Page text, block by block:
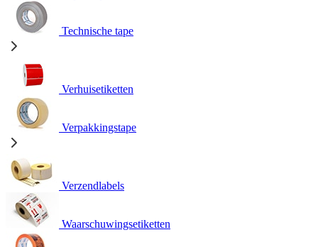
Technische tape
Verhuisetiketten
Verpakkingstape
Verzendlabels
Waarschuwingsetiketten